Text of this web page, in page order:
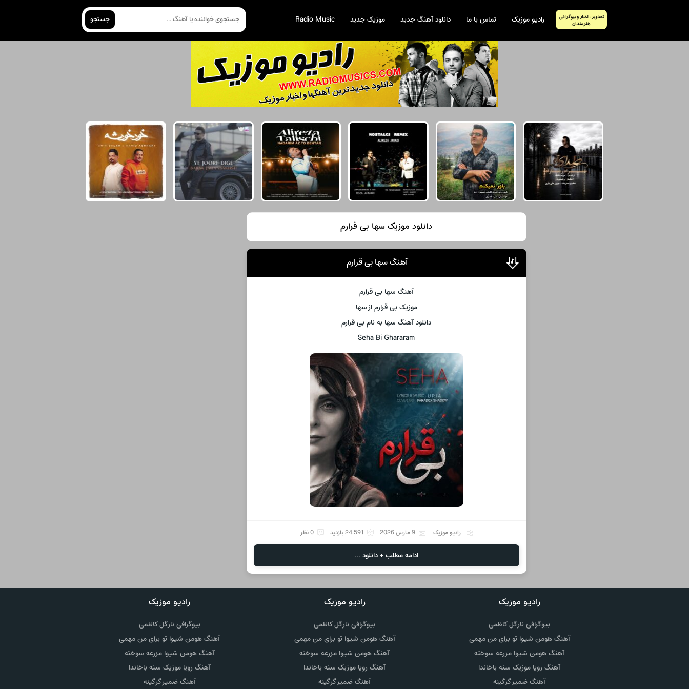
رادیو موزیک تماس با ما دانلود آهنگ جدید موزیک جدید Radio Music جستجو
دانلود موزیک سها بی قرارم
آهنگ سها بی قرارم
آهنگ سها بی قرارم
موزیک بی قرارم از سها
دانلود آهنگ سها به نام بی قرارم
Seha Bi Ghararam
رادیو موزیک 9 مارس 2026 24,591 بازدید 0 نظر
ادامه مطلب + دانلود ...
رادیو موزیک
بیوگرافی نارگل کاظمی
آهنگ هومن شیوا تو برای من مهمی
آهنگ هومن شیوا مزرعه سوخته
آهنگ رویا موزیک سنه باخاندا
آهنگ ضمیر گرگینه
رادیو موزیک
بیوگرافی نارگل کاظمی
آهنگ هومن شیوا تو برای من مهمی
آهنگ هومن شیوا مزرعه سوخته
آهنگ رویا موزیک سنه باخاندا
آهنگ ضمیر گرگینه
رادیو موزیک
بیوگرافی نارگل کاظمی
آهنگ هومن شیوا تو برای من مهمی
آهنگ هومن شیوا مزرعه سوخته
آهنگ رویا موزیک سنه باخاندا
آهنگ ضمیر گرگینه